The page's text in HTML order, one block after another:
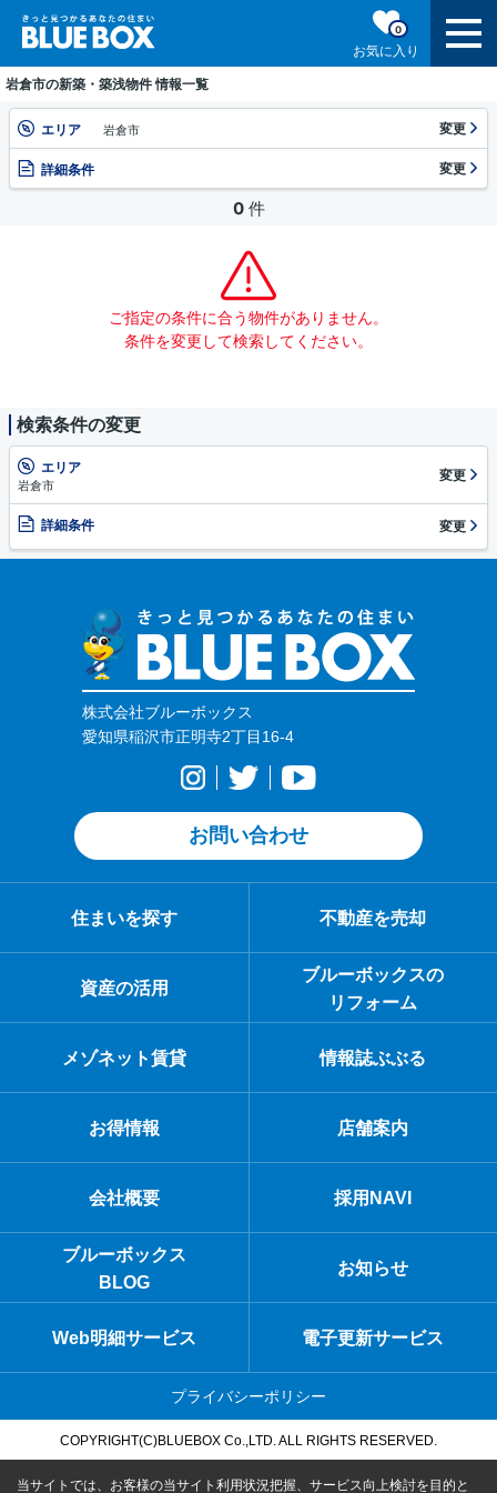
お気に入り
0
岩倉市の新築・築浅物件 情報一覧
エリア 岩倉市 変更
詳細条件 変更
0 件
ご指定の条件に合う物件がありません。
条件を変更して検索してください。
検索条件の変更
エリア
岩倉市
変更
詳細条件 変更
株式会社ブルーボックス
愛知県稲沢市正明寺2丁目16-4
お問い合わせ
住まいを探す 不動産を売却
資産の活用
ブルーボックスの
リフォーム
メゾネット賃貸 情報誌ぶぶる
お得情報 店舗案内
会社概要 採用NAVI
ブルーボックス
BLOG
お知らせ
Web明細サービス 電子更新サービス
プライバシーポリシー
COPYRIGHT(C)BLUEBOX Co.,LTD. ALL RIGHTS RESERVED.
当サイトでは、お客様の当サイト利用状況把握、サービス向上検討を目的と